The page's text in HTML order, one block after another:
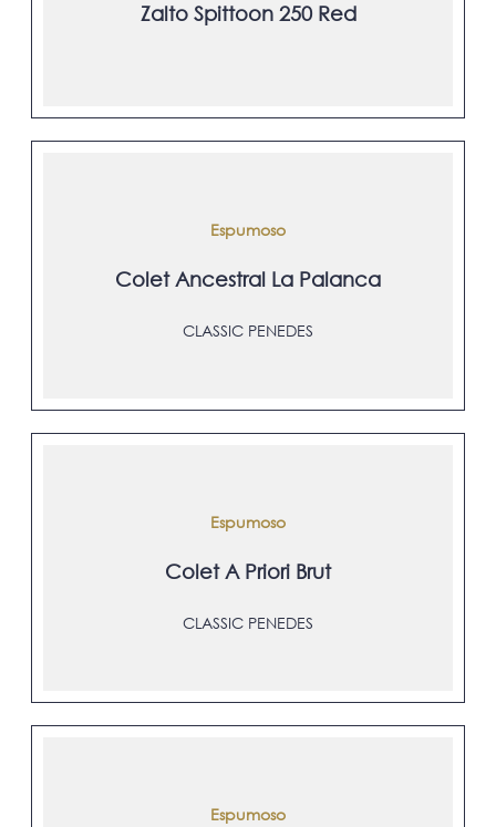
Zalto Spittoon 250 Red
Espumoso
Colet Ancestral La Palanca
CLASSIC PENEDES
Espumoso
Colet A Priori Brut
CLASSIC PENEDES
Espumoso